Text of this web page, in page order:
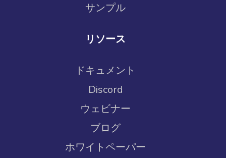
サンプル
リソース
ドキュメント
Discord
ウェビナー
ブログ
ホワイトペーパー